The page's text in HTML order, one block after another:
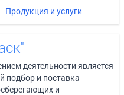
Продукция и услуги
деятельности является
подбор и поставка
и